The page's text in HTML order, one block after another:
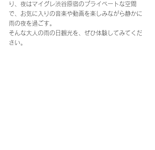
り、夜はマイグレ渋谷原宿のプライベートな空間
で、お気に入りの音楽や動画を楽しみながら静かに
雨の夜を過ごす。
そんな大人の雨の日観光を、ぜひ体験してみてくだ
さい。